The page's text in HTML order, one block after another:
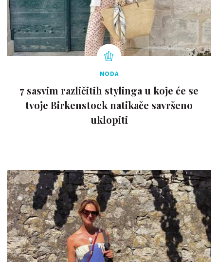
MODA
7 sasvim različitih stylinga u koje će se
tvoje Birkenstock natikače savršeno
uklopiti